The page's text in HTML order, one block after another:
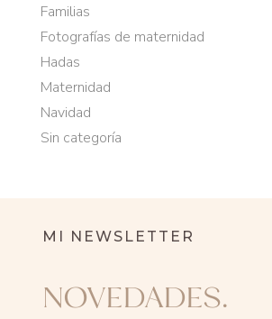
Familias
Fotografías de maternidad
Hadas
Maternidad
Navidad
Sin categoría
MI NEWSLETTER
NOVEDADES.